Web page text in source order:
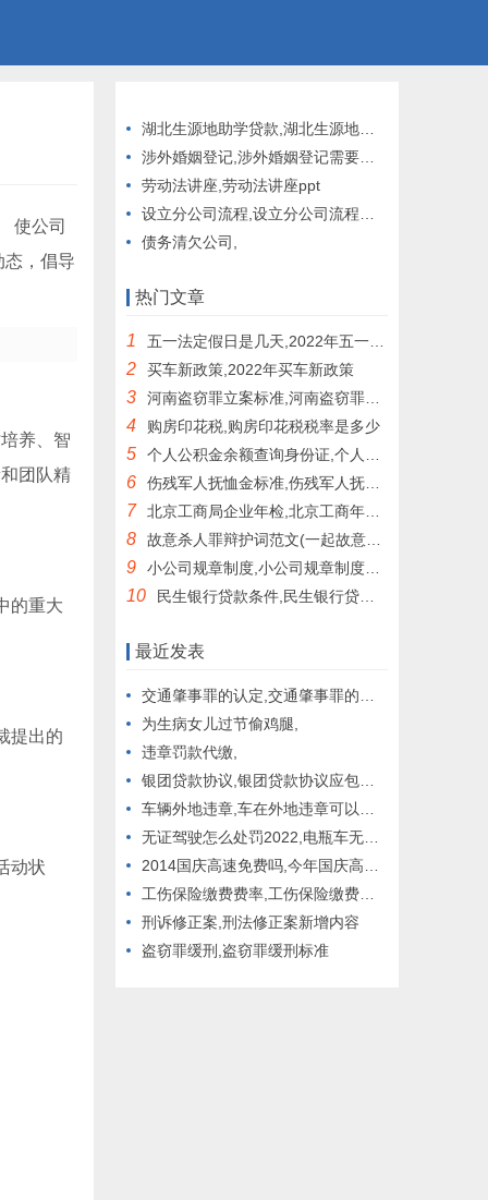
使公司
态，倡导
养、智
团队精
的重大
提出的
动状
湖北生源地助学贷款,湖北生源地助学贷款官网
涉外婚姻登记,涉外婚姻登记需要提供什么资料
劳动法讲座,劳动法讲座ppt
设立分公司流程,设立分公司流程及费用
债务清欠公司,
热门文章
1 五一法定假日是几天,2022年五一法定假日是几天
2 买车新政策,2022年买车新政策
3 河南盗窃罪立案标准,河南盗窃罪立案标准2021
4 购房印花税,购房印花税税率是多少
5 个人公积金余额查询身份证,个人公积金余额查询身份证10年
6 伤残军人抚恤金标准,伤残军人抚恤金标准2022
7 北京工商局企业年检,北京工商年检公示系统
8 故意杀人罪辩护词范文(一起故意杀人刑事案件的成功辩护)
9 小公司规章制度,小公司规章制度最好的范本
10 民生银行贷款条件,民生银行贷款条件及额度
最近发表
交通肇事罪的认定,交通肇事罪的认定标准及处罚
为生病女儿过节偷鸡腿,
违章罚款代缴,
银团贷款协议,银团贷款协议应包括哪些主要条款
车辆外地违章,车在外地违章可以在本地处理吗
无证驾驶怎么处罚2022,电瓶车无证驾驶怎么处罚2022
2014国庆高速免费吗,今年国庆高速免费吗
工伤保险缴费费率,工伤保险缴费费率是多少
刑诉修正案,刑法修正案新增内容
盗窃罪缓刑,盗窃罪缓刑标准